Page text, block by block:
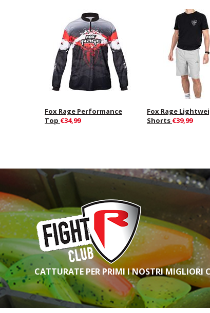
Fox Rage Performance
Top €34,99
Fox Rage
Shorts €39,99
CATTURATE PER PRIMI I NOSTRI MIGLIORI